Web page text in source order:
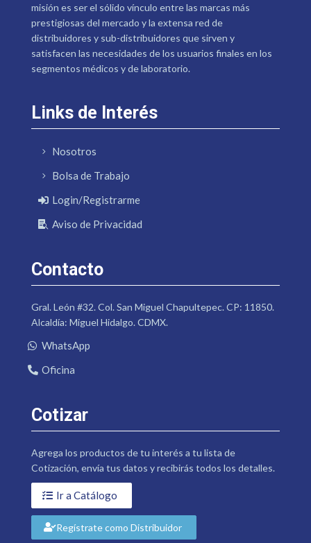
misión es ser el sólido vínculo entre las marcas más
prestigiosas del mercado y la extensa red de
distribuidores y sub-distribuidores que sirven y
satisfacen las necesidades de los usuarios finales en los
segmentos médicos y de laboratorio.
Links de Interés
Nosotros
Bolsa de Trabajo
Login/Registrarme
Aviso de Privacidad
Contacto
Gral. León #32. Col. San Miguel Chapultepec. CP: 11850.
Alcaldía: Miguel Hidalgo. CDMX.
WhatsApp
Oficina
Cotizar
Agrega los productos de tu interés a tu lista de
Cotización, envía tus datos y recibirás todos los detalles.
Ir a Catálogo
Regístrate como Distribuidor